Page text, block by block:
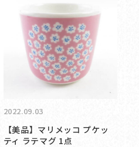
2022.09.03
【美品】マリメッコ プケッ
ティ ラテマグ 1点